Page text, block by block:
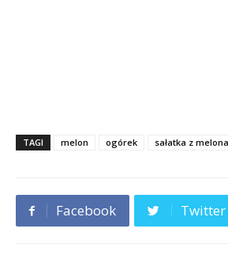
TAGI melon ogórek sałatka z
Facebook Twitter